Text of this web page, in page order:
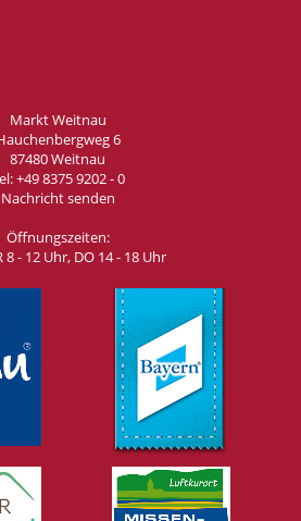
Markt Weitnau
6
87480 Weitnau
+49 8375 9202 - 0
Nachricht senden
Öffnungszeiten:
8 - 12 Uhr, DO 14 - 18 Uhr